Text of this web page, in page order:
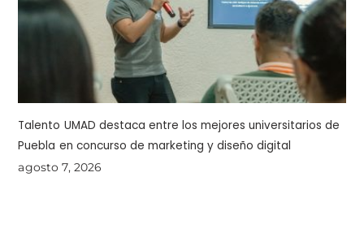
Talento UMAD destaca entre los mejores universitarios de
Puebla en concurso de marketing y diseño digital
agosto 7, 2026